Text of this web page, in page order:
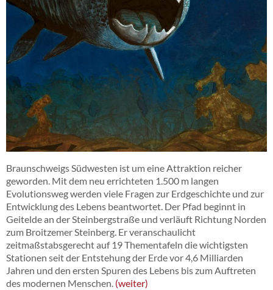
Braunschweigs Südwesten ist um eine Attraktion reicher
geworden. Mit dem neu errichteten 1.500 m langen
Evolutionsweg werden viele Fragen zur Erdgeschichte und zur
Entwicklung des Lebens beantwortet. Der Pfad beginnt in
Geitelde an der Steinbergstraße und verläuft Richtung Norden
zum Broitzemer Steinberg. Er veranschaulicht
zeitmaßstabsgerecht auf 19 Thementafeln die wichtigsten
Stationen seit der Entstehung der Erde vor 4,6 Milliarden
Jahren und den ersten Spuren des Lebens bis zum Auftreten
des modernen Menschen. weiter